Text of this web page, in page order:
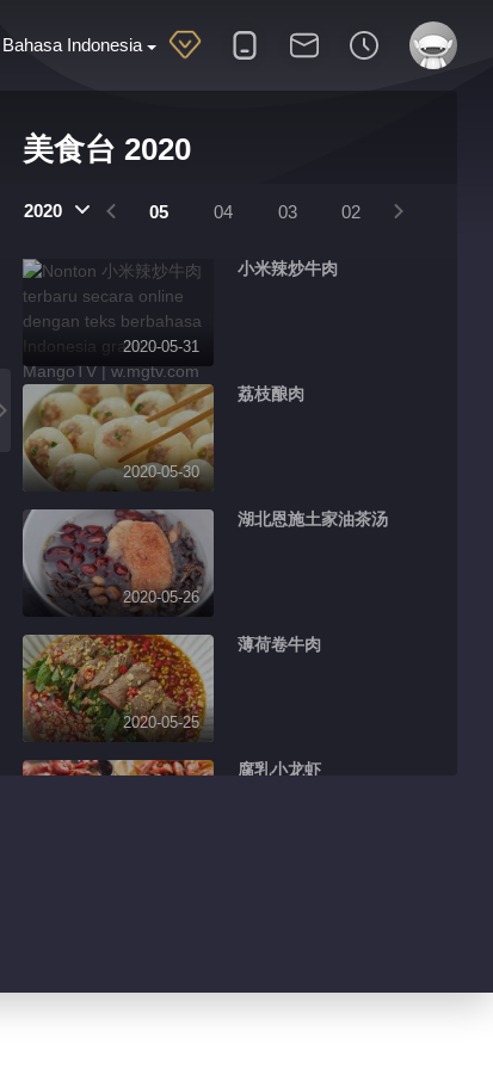
Bahasa Indonesia
美食台 2020
2020
07 06 05 04 03 02
2020-05-31
小米辣炒牛肉
2020-05-30
荔枝酿肉
2020-05-26
湖北恩施土家油茶汤
2020-05-25
薄荷卷牛肉
腐乳小龙虾